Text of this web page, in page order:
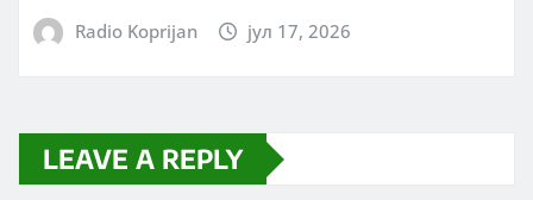
Radio Koprijan јул 17, 2026
LEAVE A REPLY